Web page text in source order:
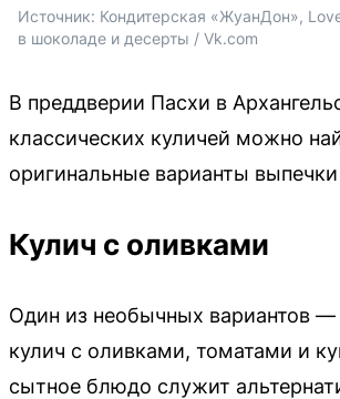
Источник: Кондитерская «ЖуанДон»,
в шоколаде и десерты / Vk.com
В преддверии Пасхи в
классических куличей можно
оригинальные варианты
Кулич с оливками
Один из необычных вариантов —
кулич с оливками, томатами и
сытное блюдо служит